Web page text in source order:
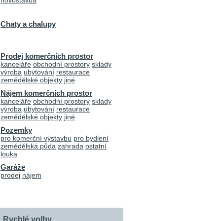
Chaty a chalupy
Prodej komerčních prostor
kanceláře obchodní prostory sklady
výroba ubytování restaurace
zemědělské objekty jiné
Nájem komerčních prostor
kanceláře obchodní prostory sklady
výroba ubytování restaurace
zemědělské objekty jiné
Pozemky
pro komerční výstavbu pro bydlení
zemědělská půda zahrada ostatní
louka
Garáže
prodej nájem
Rychlé volby